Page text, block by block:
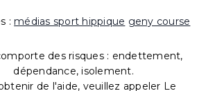
: médias sport hippique geny course
des risques : endettement,
dépendance, isolement.
de l'aide, veuillez appeler Le